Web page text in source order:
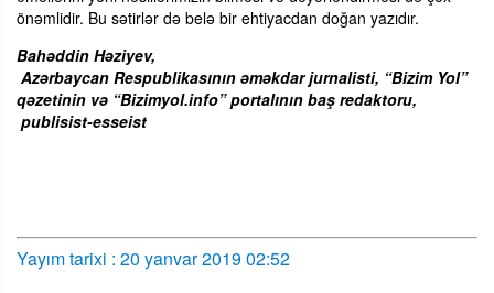
önəmlidir. Bu sətirlər də belə bir ehtiyacdan doğan yazıdır.
Bahəddin Həziyev,
Azərbaycan Respublikasının əməkdar jurnalisti, “Bizim Yol”
qəzetinin və “Bizimyol.info” portalının baş redaktoru,
publisist-esseist
Yayım tarixi : 20 yanvar 2019 02:52